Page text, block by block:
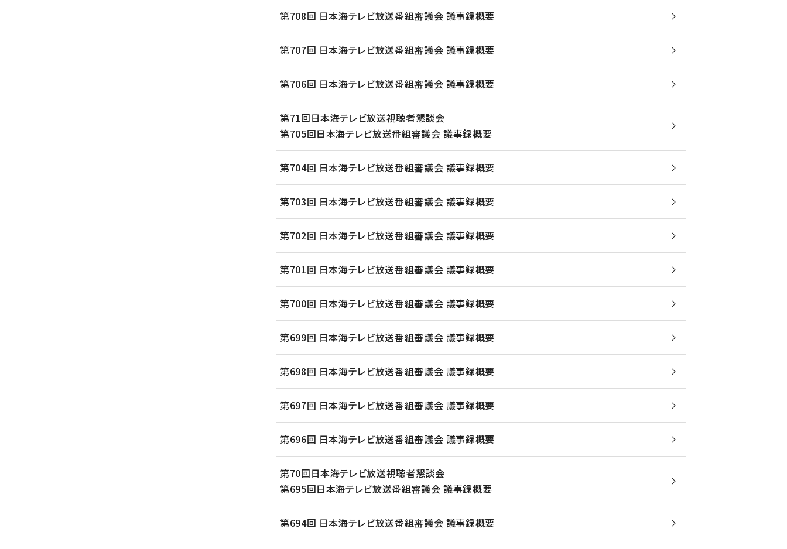
第708回 日本海テレビ放送番組審議会 議事録概要
第707回 日本海テレビ放送番組審議会 議事録概要
第706回 日本海テレビ放送番組審議会 議事録概要
第71回日本海テレビ放送視聴者懇談会
第705回日本海テレビ放送番組審議会 議事録概要
第704回 日本海テレビ放送番組審議会 議事録概要
第703回 日本海テレビ放送番組審議会 議事録概要
第702回 日本海テレビ放送番組審議会 議事録概要
第701回 日本海テレビ放送番組審議会 議事録概要
第700回 日本海テレビ放送番組審議会 議事録概要
第699回 日本海テレビ放送番組審議会 議事録概要
第698回 日本海テレビ放送番組審議会 議事録概要
第697回 日本海テレビ放送番組審議会 議事録概要
第696回 日本海テレビ放送番組審議会 議事録概要
第70回日本海テレビ放送視聴者懇談会
第695回日本海テレビ放送番組審議会 議事録概要
第694回 日本海テレビ放送番組審議会 議事録概要